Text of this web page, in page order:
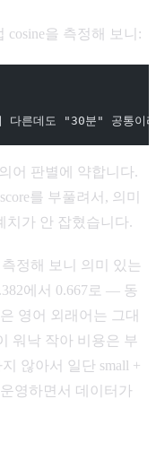
을 측정해 보니:
다른데도 "30분" 공통
어 판별에 약합니다.
를 부풀려서, 의미
치가 안 잡혔습니다.
정해 보니 의미 있는
에서 0.667로 — 동
영어 외래어는 그대
워낙 작아 비용은 부
지 않아서 일단 small +
영하면서 데이터가